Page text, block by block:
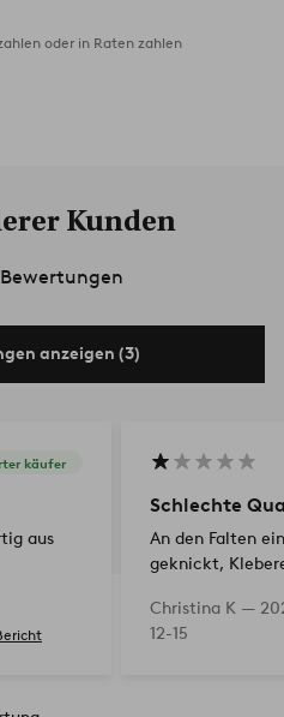
oder in Raten zahlen
Kunden
Bewertungen
anzeigen (3)
käufer
aus
Schlechte
An den Falten
geknickt,
reißen….
Christina K —
12-15